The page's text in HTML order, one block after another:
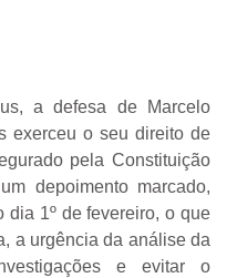
a defesa de Marcelo
exerceu o seu direito de
pela Constituição
depoimento marcado,
dia 1º de fevereiro, o que
a urgência da análise da
e evitar o